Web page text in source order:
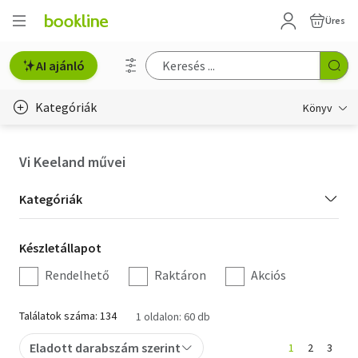
Üres
AI ajánló
Kategóriák Könyv
Hobbi, szabadidő
Irodalom
Művészet
Szakkönyv
Vi Keeland művei
Kategória
szűrés
Kategóriák
Készletállapot
szűrés
Készletállapot
Rendelhető
Raktáron Akciós
Találatok száma: 134 1 oldalon: 60 db
Eladott darabszám szerint 1 2 3